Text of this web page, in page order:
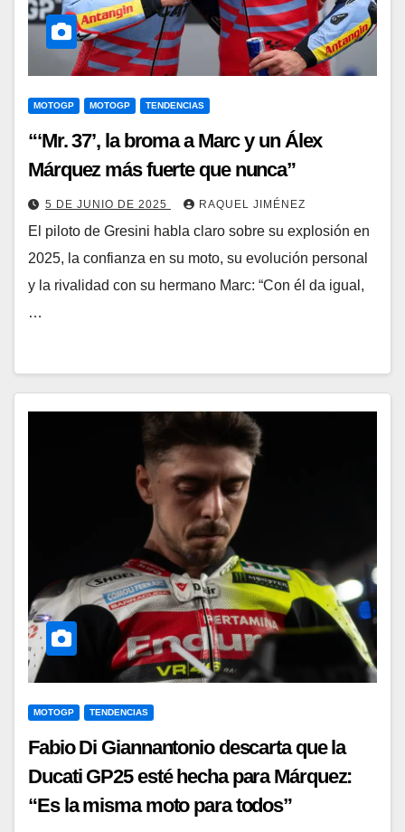
MOTOGP MOTOGP TENDENCIAS
“‘Mr. 37’, la broma a Marc y un Álex
Márquez más fuerte que nunca”
5 DE JUNIO DE 2025 RAQUEL JIMÉNEZ
El piloto de Gresini habla claro sobre su explosión en
2025, la confianza en su moto, su evolución personal
y la rivalidad con su hermano Marc: “Con él da igual,
…
MOTOGP TENDENCIAS
Fabio Di Giannantonio descarta que la
Ducati GP25 esté hecha para Márquez:
“Es la misma moto para todos”